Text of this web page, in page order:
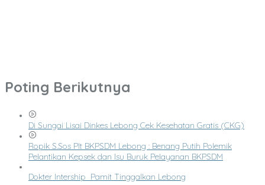
Poting Berikutnya
Di Sungai Lisai Dinkes Lebong Cek Kesehatan Gratis (CKG)
Ropik S.Sos Plt BKPSDM Lebong : Benang Putih Polemik
Pelantikan Kepsek dan Isu Buruk Pelayanan BKPSDM
Dokter Intership Pamit Tinggalkan Lebong